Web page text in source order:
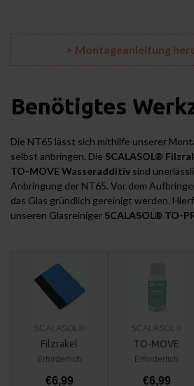
> Montageanleitung
Benötigtes
Die NT65 lässt sich mithilfe unserer
selbst anbringen. Die SCALASOL®
TO-MOVE Wasseradditiv sind
Anbringung der NT65. Vor dem
das Glas gründlich gereinigt werden.
unseren Glasreiniger SCALASOL® TO-
SCALASOL®
Filzrakel
Erforderlich
€6,99
SCALASOL®
TO-MOVE
Erforderlich
€6,99